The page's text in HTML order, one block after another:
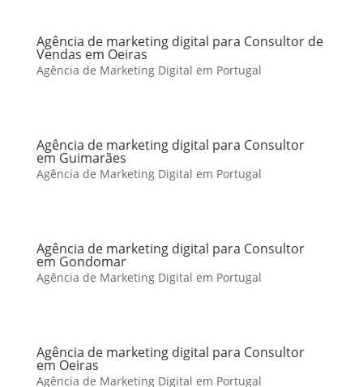
Agência de marketing digital para Consultor de
Vendas em Oeiras
Agência de Marketing Digital em Portugal
Agência de marketing digital para Consultor
em Guimarães
Agência de Marketing Digital em Portugal
Agência de marketing digital para Consultor
em Gondomar
Agência de Marketing Digital em Portugal
Agência de marketing digital para Consultor
em Oeiras
Agência de Marketing Digital em Portugal